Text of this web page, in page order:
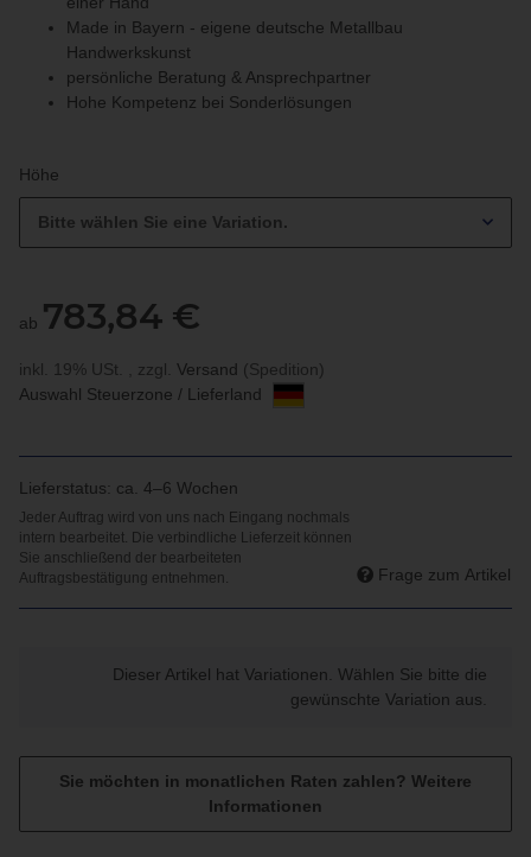
Made in Bayern - eigene deutsche Metallbau
Handwerkskunst
persönliche Beratung & Ansprechpartner
Hohe Kompetenz bei Sonderlösungen
Höhe
Bitte wählen Sie eine Variation.
ab 783,84 €
inkl. 19% USt. , zzgl. Versand (Spedition)
Auswahl Steuerzone / Lieferland
Lieferstatus: ca. 4–6 Wochen
Frage zum Artikel
Dieser Artikel hat Variationen. Wählen Sie bitte die
gewünschte Variation aus.
Sie möchten in monatlichen Raten zahlen? Weitere
Informationen